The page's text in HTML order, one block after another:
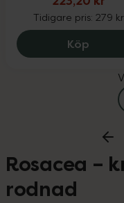
Tidigare pris: 279 kr
Köp
Rosacea –
rodnad